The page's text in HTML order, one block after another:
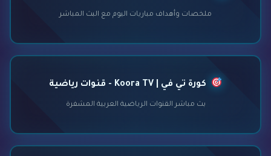
ملخصات وأهداف مباريات اليوم مع البث المباشر
كورة تي في | Koora TV - قنوات رياضية
بث مباشر القنوات الرياضية العربية المشفرة